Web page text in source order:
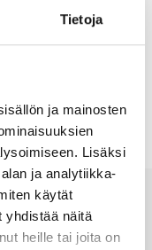
Tietoja
ja mainosten
Lisäksi
ja analytiikka-
käytät
yhdistää näitä
heille tai joita on
tälle